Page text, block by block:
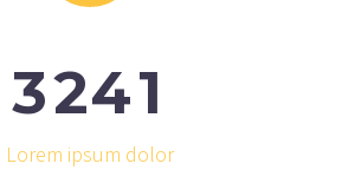
3241
Lorem ipsum dolor